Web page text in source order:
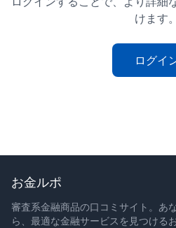
けます。
ログイ
お金ルポ
審査系金融商品の口コミサイト。あ
ら、最適な金融サービスを見つける